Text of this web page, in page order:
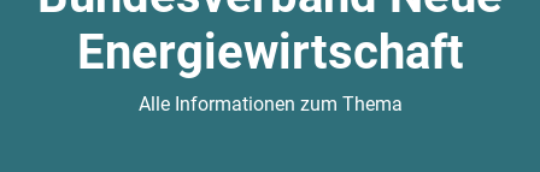
Energiewirtschaft
Alle Informationen zum Thema